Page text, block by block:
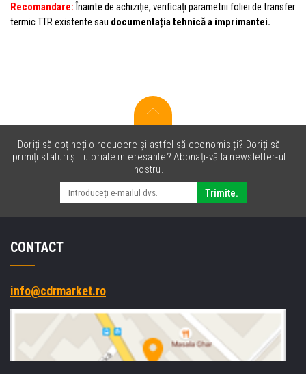
Recomandare: Înainte de achiziție, verificați parametrii foliei de transfer
termic TTR existente sau documentația tehnică a imprimantei.
Doriți să obțineți o reducere și astfel să economisiți? Doriți să
primiți sfaturi și tutoriale interesante? Abonați-vă la newsletter-ul
nostru.
Trimite.
CONTACT
info@cdrmarket.ro